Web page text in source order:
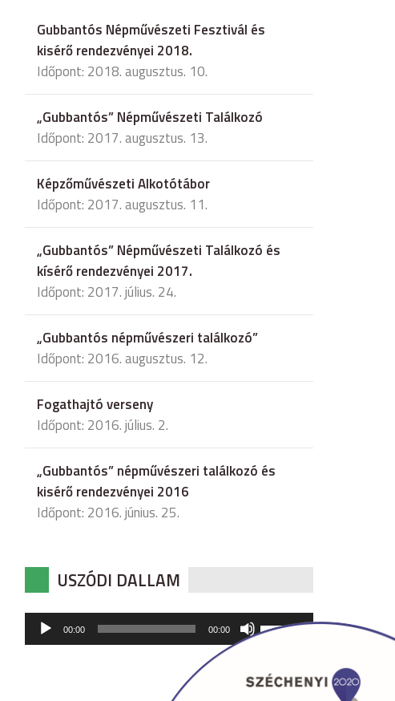
Gubbantós Népművészeti Fesztivál és
kisérő rendezvényei 2018.
Időpont: 2018. augusztus. 10.
„Gubbantós” Népművészeti Találkozó
Időpont: 2017. augusztus. 13.
Képzőművészeti Alkotótábor
Időpont: 2017. augusztus. 11.
„Gubbantós” Népművészeti Találkozó és
kísérő rendezvényei 2017.
Időpont: 2017. július. 24.
„Gubbantós népművészeri találkozó”
Időpont: 2016. augusztus. 12.
Fogathajtó verseny
Időpont: 2016. július. 2.
„Gubbantós” népművészeri találkozó és
kisérő rendezvényei 2016
Időpont: 2016. június. 25.
USZÓDI DALLAM
Audió
lejátszó
00:00 00:00
hangerő
csökkentéséhez